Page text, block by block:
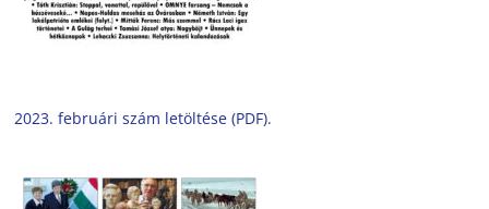
2023. februári szám letöltése (PDF).